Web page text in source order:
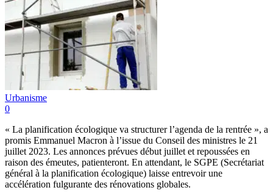
Urbanisme
0
« La planification écologique va structurer l’agenda de la rentrée », a
promis Emmanuel Macron à l’issue du Conseil des ministres le 21
juillet 2023. Les annonces prévues début juillet et repoussées en
raison des émeutes, patienteront. En attendant, le SGPE (Secrétariat
général à la planification écologique) laisse entrevoir une
accélération fulgurante des rénovations globales.